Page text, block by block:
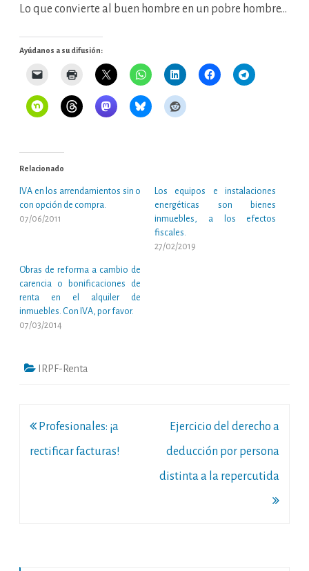
Lo que convierte al buen hombre en un pobre hombre…
Ayúdanos a su difusión:
Relacionado
IVA en los arrendamientos sin o
con opción de compra.
07/06/2011
Los equipos e instalaciones
energéticas son bienes
inmuebles, a los efectos
fiscales.
27/02/2019
Obras de reforma a cambio de
carencia o bonificaciones de
renta en el alquiler de
inmuebles. Con IVA, por favor.
07/03/2014
IRPF-Renta
Navegación
de
Profesionales: ¡a
rectificar facturas!
Ejercicio del derecho a
deducción por persona
distinta a la repercutida